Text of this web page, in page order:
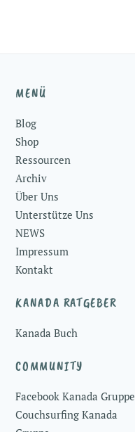
MENÜ
Blog
Shop
Ressourcen
Archiv
Über Uns
Unterstütze Uns
NEWS
Impressum
Kontakt
KANADA RATGEBER
Kanada Buch
COMMUNITY
Facebook Kanada Gruppe
Couchsurfing Kanada